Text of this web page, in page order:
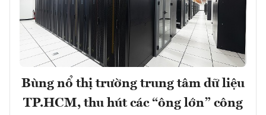
Bùng nổ thị trường trung tâm dữ liệu
TP.HCM, thu hút các “ông lớn” công